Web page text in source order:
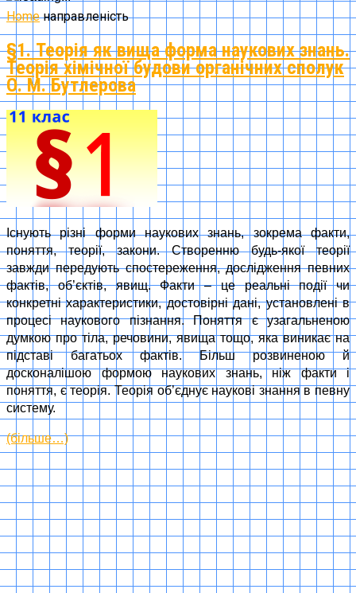
Home направленість
§1. Теорія як вища форма наукових знань.
Теорія хімічної будови органічних сполук
О. М. Бутлерова
Існують різні форми наукових знань, зокрема факти,
поняття, теорії, закони. Створенню будь-якої теорії
завжди передують спостереження, дослідження певних
фактів, об’єктів, явищ. Факти – це реальні події чи
конкретні характеристики, достовірні дані, установлені в
процесі наукового пізнання. Поняття є узагальненою
думкою про тіла, речовини, явища тощо, яка виникає на
підставі багатьох фактів. Більш розвиненою й
досконалішою формою наукових знань, ніж факти і
поняття, є теорія. Теорія об’єднує наукові знання в певну
систему.
(більше…)